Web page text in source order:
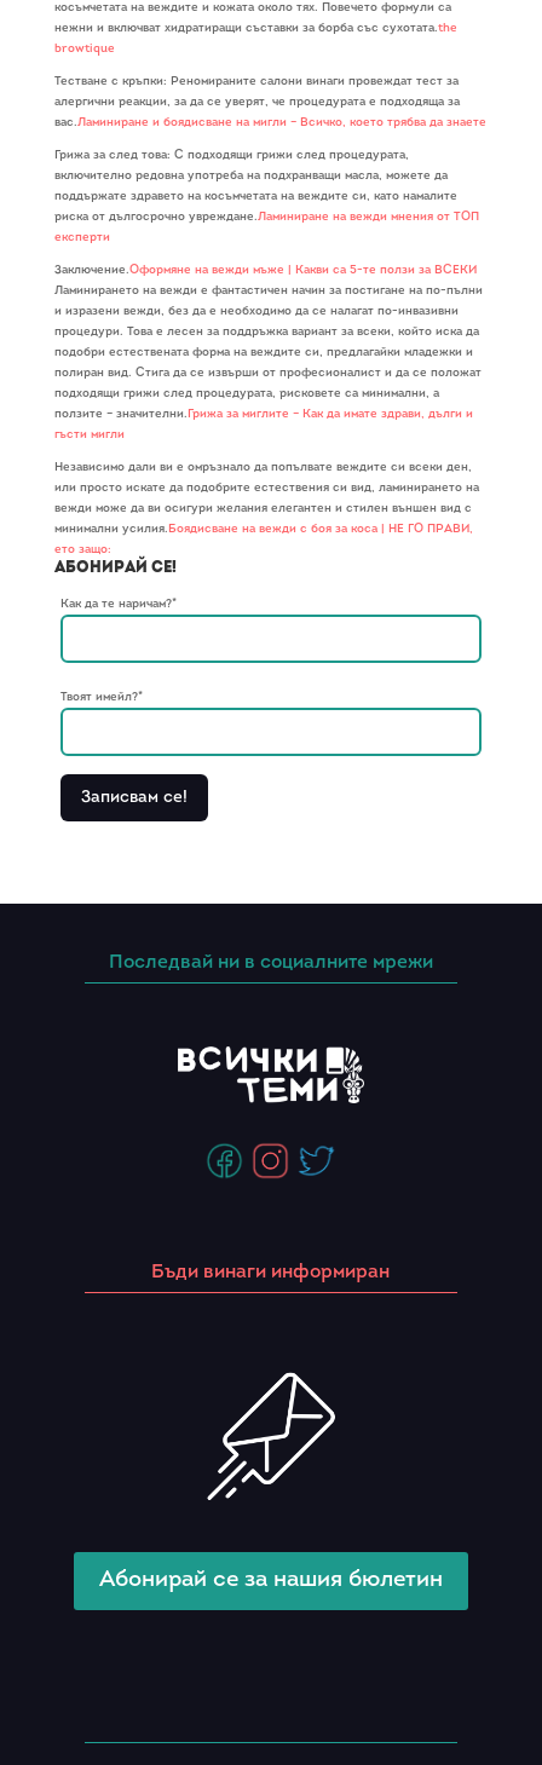
косъмчетата на веждите и кожата около тях. Повечето формули са
нежни и включват хидратиращи съставки за борба със сухотата.the
browtique
Тестване с кръпки: Реномираните салони винаги провеждат тест за
алергични реакции, за да се уверят, че процедурата е подходяща за
вас.Ламиниране и боядисване на мигли – Всичко, което трябва да знаете
Грижа за след това: С подходящи грижи след процедурата,
включително редовна употреба на подхранващи масла, можете да
поддържате здравето на косъмчетата на веждите си, като намалите
риска от дългосрочно увреждане.Ламиниране на вежди мнения от ТОП
експерти
Заключение.Оформяне на вежди мъже | Какви са 5-те ползи за ВСЕКИ
Ламинирането на вежди е фантастичен начин за постигане на по-пълни
и изразени вежди, без да е необходимо да се налагат по-инвазивни
процедури. Това е лесен за поддръжка вариант за всеки, който иска да
подобри естествената форма на веждите си, предлагайки младежки и
полиран вид. Стига да се извърши от професионалист и да се положат
подходящи грижи след процедурата, рисковете са минимални, а
ползите – значителни. Грижа за миглите – Как да имате здрави, дълги и
гъсти мигли
Независимо дали ви е омръзнало да попълвате веждите си всеки ден,
или просто искате да подобрите естествения си вид, ламинирането на
вежди може да ви осигури желания елегантен и стилен външен вид с
минимални усилия. Боядисване на вежди с боя за коса | НЕ ГО ПРАВИ,
ето защо:
Абонирай се!
Как да те наричам?*
Твоят имейл?*
Последвай ни в социалните мрежи
Бъди винаги информиран
Абонирай се за нашия бюлетин